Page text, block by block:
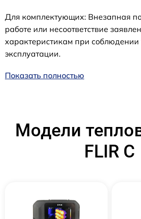
Для комплектующих: Внезапная
работе или несоответствие
характеристикам при соблюдении
эксплуатации.
Показать полностью
Модели
FLIR C